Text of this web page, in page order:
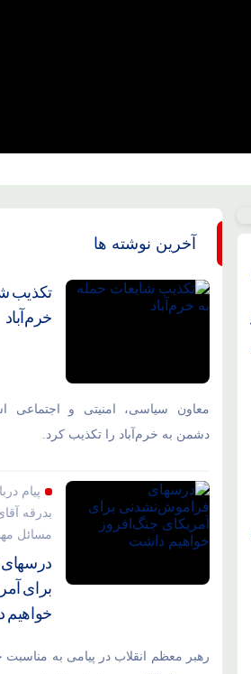
آخرین نوشته ها
تکذیب
خرم‌آباد
معاون سیاسی، امنیتی و اجتماعی
دشمن به خرم‌آباد را تکذیب کرد.
پیام
بدرقه
مسائل
برای
رهبر معظم انقلاب در پیامی به